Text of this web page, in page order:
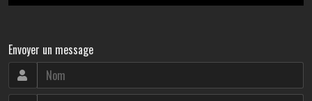
Envoyer un message